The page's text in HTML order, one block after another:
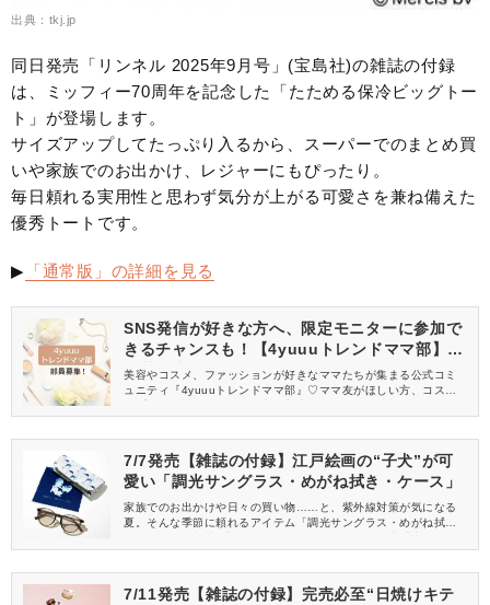
出典：tkj.jp
同日発売「リンネル 2025年9月号」(宝島社)の雑誌の付録
は、ミッフィー70周年を記念した「たためる保冷ビッグトー
ト」が登場します。
サイズアップしてたっぷり入るから、スーパーでのまとめ買
いや家族でのお出かけ、レジャーにもぴったり。
毎日頼れる実用性と思わず気分が上がる可愛さを兼ね備えた
優秀トートです。
▶ 「通常版」の詳細を見る
SNS発信が好きな方へ、限定モニターに参加で
きるチャンスも！【4yuuuトレンドママ部】部
員募集中
美容やコスメ、ファッションが好きなママたちが集まる公式コミ
ュニティ『4yuuuトレンドママ部』♡ママ友がほしい方、コスメサ
信してくれる方を募集しています！
7/7発売【雑誌の付録】江戸絵画の“子犬”が可
愛い「調光サングラス・めがね拭き・ケース」
家族でのお出かけや日々の買い物……と、紫外線対策が気になる
夏。そんな季節に頼れるアイテム「調光サングラス・めがね拭
しゃれ手帖 2025年 8月号」(宝島社)の雑誌の付録に登場します♪
さをプラス。毎日のお出かけ気分をぐっと軽やかにしてくれます♪
7/11発売【雑誌の付録】完売必至“日焼けキテ